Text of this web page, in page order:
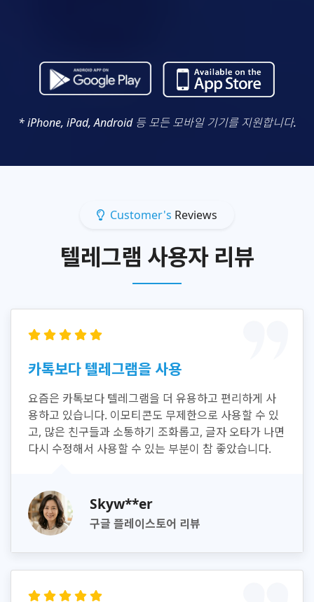
* iPhone, iPad, Android 등 모든 모바일 기기를 지원합니다.
Customer's Reviews
텔레그램 사용자 리뷰
카톡보다 텔레그램을 사용
요즘은 카톡보다 텔레그램을 더 유용하고 편리하게 사
용하고 있습니다. 이모티콘도 무제한으로 사용할 수 있
고, 많은 친구들과 소통하기 조화롭고, 글자 오타가 나면
다시 수정해서 사용할 수 있는 부분이 참 좋았습니다.
Skyw**er
구글 플레이스토어 리뷰